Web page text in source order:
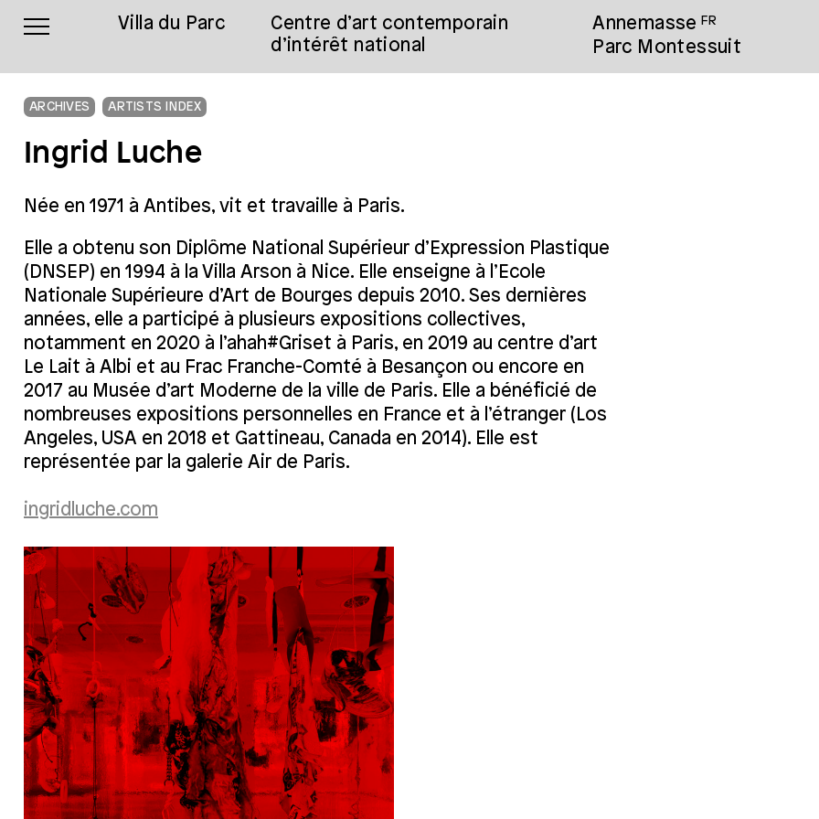
Villa du Parc
Centre d’art contemporain
d’intérêt national
Annemasse FR
Parc Montessuit
ARCHIVES ARTISTS INDEX
Ingrid Luche
Née en 1971 à Antibes, vit et travaille à Paris.
Elle a obtenu son Diplôme National Supérieur d’Expression Plastique
(DNSEP) en 1994 à la Villa Arson à Nice. Elle enseigne à l’Ecole
Nationale Supérieure d’Art de Bourges depuis 2010. Ses dernières
années, elle a participé à plusieurs expositions collectives,
notamment en 2020 à l’ahah#Griset à Paris, en 2019 au centre d’art
Le Lait à Albi et au Frac Franche-Comté à Besançon ou encore en
2017 au Musée d’art Moderne de la ville de Paris. Elle a bénéficié de
nombreuses expositions personnelles en France et à l’étranger (Los
Angeles, USA en 2018 et Gattineau, Canada en 2014). Elle est
représentée par la galerie Air de Paris.
ingridluche.com